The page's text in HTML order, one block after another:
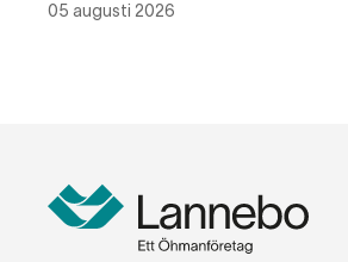
05 augusti 2026